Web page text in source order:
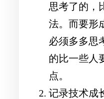
思考了的，
法。而要形
必须多多思
的比一些人
点。
记录技术成